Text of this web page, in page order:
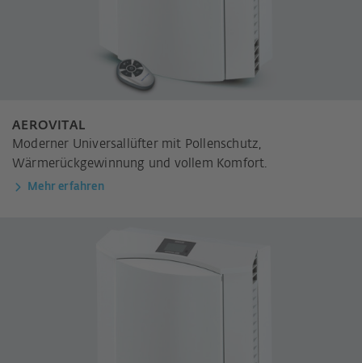
AEROVITAL
Moderner Universallüfter mit Pollenschutz,
Wärmerückgewinnung und vollem Komfort.
Mehr erfahren